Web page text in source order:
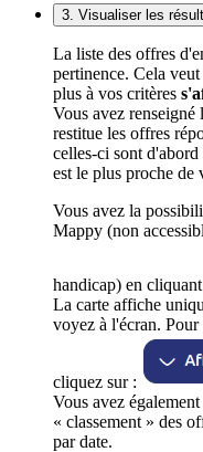
3. Visualiser les
La liste des offres
pertinence. Cela
plus à vos critères
Vous avez
restitue les offres
celles-ci sont
est le plus proche de
Vous avez la
Mappy (non
handicap) en
La carte affiche
voyez à l'écran.
cliquez sur :
Vous avez
« classement » des
par date.